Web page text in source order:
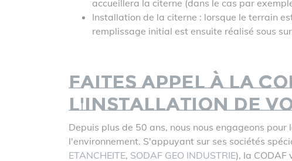
accueillera la citerne (dans le cas par
Installation de la citerne : lorsque le terrain
remplissage initial est ensuite réalisé sous
Faites appel à la
l'installation de
Depuis plus de 50 ans, nous nous engageons
l'environnement. S'appuyant sur ses sociétés
ETANCHEITE, SODAF GEO INDUSTRIE), la CODAF